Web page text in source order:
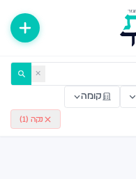
היחיד ✕
קומה
נקה ( 1
)